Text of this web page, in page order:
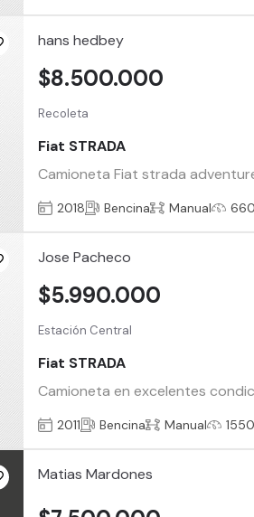
hans hedbey
Recoleta
Fiat STRADA
Camioneta Fiat strada
$8.500.000
2018 Bencina Manual
Jose Pacheco
Estación Central
Fiat STRADA
Camioneta en excelentes
$5.990.000
2011 Bencina Manual
Matias Mardones